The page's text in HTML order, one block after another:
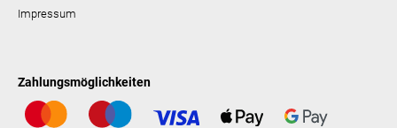
Impressum
Zahlungsmöglichkeiten